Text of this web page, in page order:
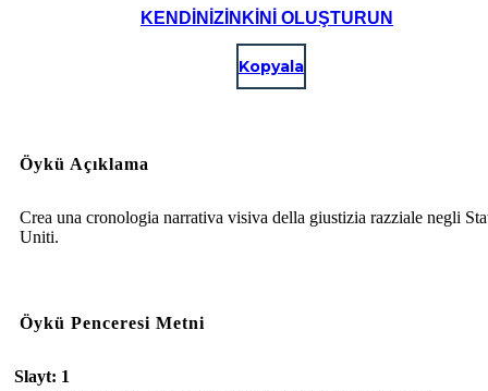
KENDINIZINKINI OLUŞTURUN
Kopyala
Öykü Açıklama
Crea una cronologia narrativa visiva della giustizia razziale negli
Uniti.
Öykü Penceresi Metni
Slayt: 1